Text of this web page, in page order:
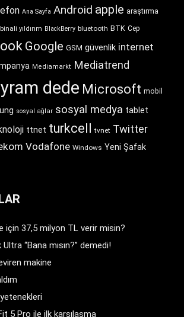
Ana Sayfa Android apple araştırma
binali yıldırım BlackBerry bluetooth BTK Cep
Google GSM güvenlik internet
Mediamarkt Mediatrend
dede Microsoft mobil
sosyal ağlar sosyal medya tablet
ttnet turkcell tvnet Twitter
Vodafone Windows Yeni Şafak
için 37,5 milyon TL verir misin?
“Bana mısın?” demedi!
makine
5 Pro ile ilk karşılaşma